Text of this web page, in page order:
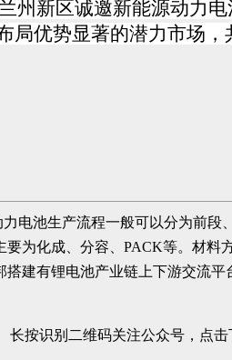
州新区诚邀新能源动力
局优势显著的潜力市场
电池生产流程一般可以分为前
为化成、分容、PACK等。材
建有锂电池产业链上下游交流
长按识别二维码关注公众号，点